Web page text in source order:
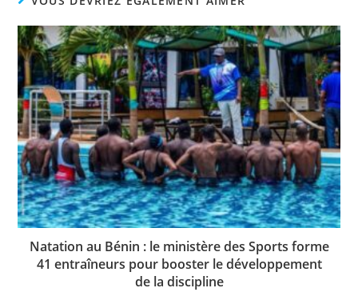
b
o
o
k
A
p
p
Li
n
k
er
Natation au Bénin : le ministère des Sports forme
41 entraîneurs pour booster le développement
de la discipline